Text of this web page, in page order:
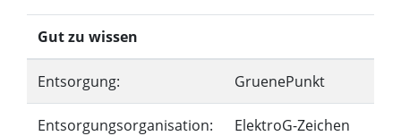
Gut zu wissen
Entsorgung: GruenePunkt
Entsorgungsorganisation: ElektroG-Zeichen